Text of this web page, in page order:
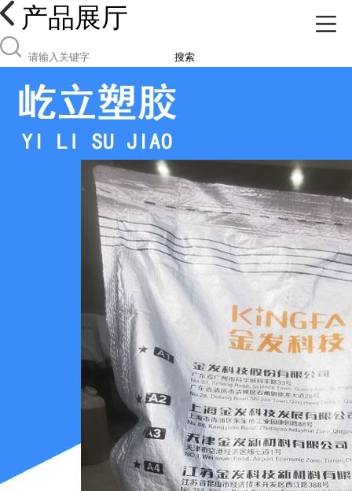
产品展厅
搜索